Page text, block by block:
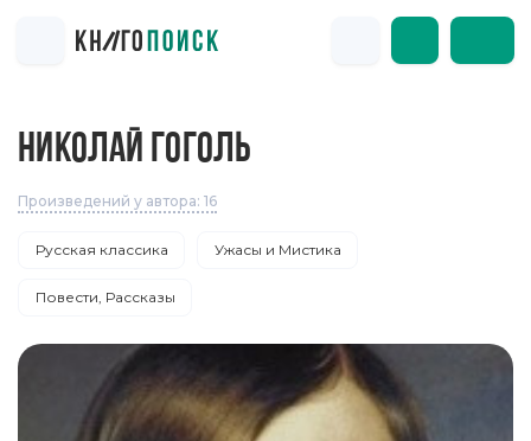
НИКОЛАЙ ГОГОЛЬ
Произведений у автора: 16
Русская классика Ужасы и Мистика
Повести, Рассказы